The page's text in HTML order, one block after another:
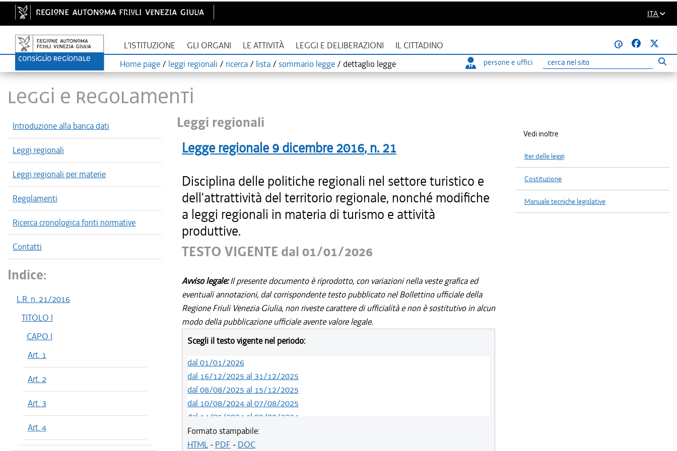
ITA
L'ISTITUZIONE GLI ORGANI LE ATTIVITÀ LEGGI E DELIBERAZIONI IL CITTADINO
@
Home page / leggi regionali / ricerca / lista / sommario legge / dettaglio legge persone e uffici
Ricerca
LEGGI E REGOLAMENTI
Introduzione alla banca dati
Leggi regionali
Leggi regionali per materie
Regolamenti
Ricerca cronologica fonti normative
Contatti
Indice:
L.R. n. 21/2016
TITOLO I
CAPO I
Art. 1
Art. 2
Art. 3
Art. 4
Leggi regionali
Legge regionale 9 dicembre 2016, n. 21
Disciplina delle politiche regionali nel settore turistico e
dell'attrattività del territorio regionale, nonché modifiche
a leggi regionali in materia di turismo e attività
produttive.
TESTO VIGENTE dal 01/01/2026
Avviso legale:Il presente documento è riprodotto, con variazioni nella veste grafica ed
eventuali annotazioni, dal corrispondente testo pubblicato nel Bollettino ufficiale della
Regione Friuli Venezia Giulia, non riveste carattere di ufficialità e non è sostitutivo in alcun
modo della pubblicazione ufficiale avente valore legale.
Scegli il testo vigente nel periodo:
dal 01/01/2026
dal 16/12/2025 al 31/12/2025
dal 08/08/2025 al 15/12/2025
dal 10/08/2024 al 07/08/2025
dal 14/05/2024 al 09/08/2024
dal 01/01/2024 al 13/05/2024
dal 31/10/2023 al 31/12/2023
Formato stampabile:
HTML- PDF - DOC
Vedi inoltre
Iter delle leggi
Costituzione
Manuale tecniche legislative